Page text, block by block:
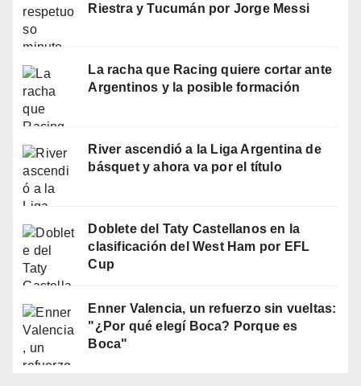
Riestra y Tucumán por Jorge Messi
La racha que Racing quiere cortar ante
Argentinos y la posible formación
River ascendió a la Liga Argentina de
básquet y ahora va por el título
Doblete del Taty Castellanos en la
clasificación del West Ham por EFL
Cup
Enner Valencia, un refuerzo sin vueltas:
"¿Por qué elegí Boca? Porque es
Boca"